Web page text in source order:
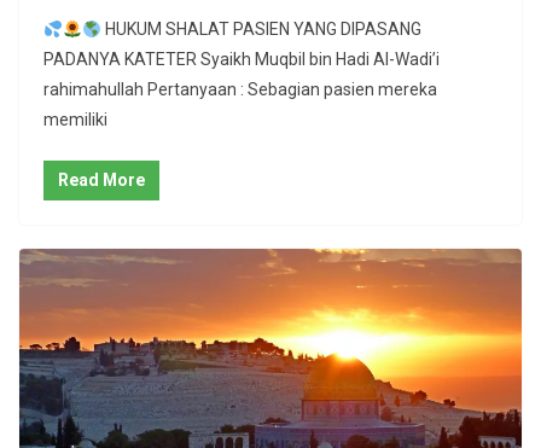
HUKUM SHALAT PASIEN YANG DIPASANG
PADANYA KATETER Syaikh Muqbil bin Hadi Al-Wadi’i
rahimahullah Pertanyaan : Sebagian pasien mereka
memiliki
Read More